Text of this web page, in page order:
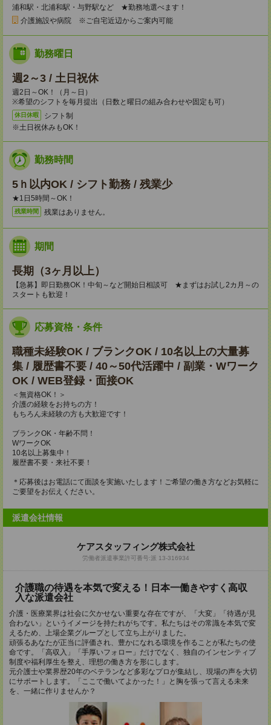
浦和駅・北浦和駅・与野駅など ★勤務地選べます！
介護施設や病院 ※ご自宅近辺からご案内可能
勤務曜日
週2～3 / 土日祝休
週2日～OK！（月～日）
※希望のシフトを毎月提出（日数と曜日の組み合わせや固定も可）
休日休暇
シフト制
※土日祝休みもOK！
勤務時間
5ｈ以内OK / シフト勤務 / 残業少
★1日5時間～OK！
残業時間 残業はありません。
期間
長期（3ヶ月以上）
【急募】即日勤務OK！中旬～など開始日相談可 ★まずはお試し2カ月～の
スタートも歓迎！
応募資格・条件
職種未経験OK / ブランクOK / 10名以上の大量募
集 / 履歴書不要 / 40～50代活躍中 / 副業・Wワーク
OK / WEB登録・面接OK
＜無資格OK！＞
介護の経験をお持ちの方！
もちろん未経験の方も大歓迎です！
ブランクOK・年齢不問！
WワークOK
10名以上募集中！
履歴書不要・来社不要！
＊応募後はお電話にて面談を実施いたします！ご希望の働き方などお気軽に
ご要望をお伝えください。
派遣会社情報
ケアスタッフィング株式会社
労働者派遣事業許可番号:派 13-316934
介護職の待遇を本気で変える！日本一働きやすく高収
入な派遣会社
介護・医療業界は社会に欠かせない重要な存在ですが、「大変」「待遇が見
合わない」というイメージを持たれがちです。私たちはその常識を本気で変
えるため、上場企業グループとして立ち上がりました。
頑張るあなたが正当に評価され、豊かになれる環境を作ることが私たちの使
命です。「高収入」「手厚いフォロー」だけでなく、独自のインセンティブ
制度や福利厚生を整え、理想の働き方を形にします。
元介護士や業界歴20年のベテランなど多彩なプロが集結し、現場の声を大切
にサポートします。「ここで働いてよかった！」と胸を張って言える未来
を、一緒に作りませんか？